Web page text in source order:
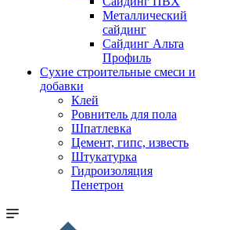
Металлический
сайдинг
Сайдинг Альта
Профиль
Сухие строительные смеси и
добавки
Клей
Ровнитель для пола
Шпатлевка
Цемент, гипс, известь
Штукатурка
Гидроизоляция
Пенетрон